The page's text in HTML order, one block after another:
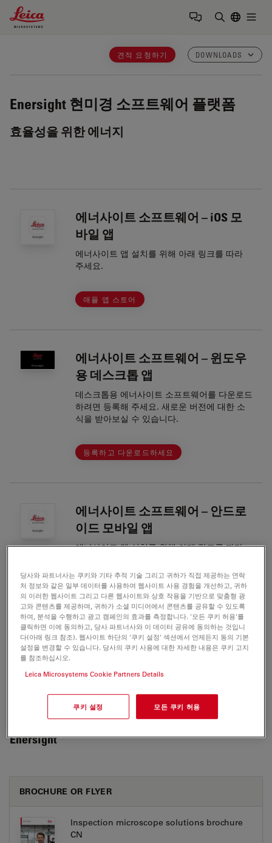
Leica Microsystems Logo
견적 요청하기 DOWNLOADS
Enersight 현미경 소프트웨어 플랫폼
효율성을 위한 에너지
에너사이트 소프트웨어 – iOS 모
바일 앱
에너사이트 앱 설치를 위해 아래 링크를 따라
주세요.
애플 앱 스토어
에너사이트 소프트웨어 – 윈도우
용 데스크톱 앱
데스크톱용 에너사이트 소프트웨어를 다운로드
하려면 등록해 주세요. 새로운 버전에 대한 소
식을 받아보실 수 있습니다.
등록하고 다운로드하세요
에너사이트 소프트웨어 – 안드로
이드 모바일 앱
에너사이트 앱 설치를 위해 아래 링크를 따라
구글 플레이 스토어
Enersight
Brochure or flyer Certificates
Firmware
Software manuals
Software Release Notes
Enersight
BROCHURE OR FLYER
Inspection microscope solutions brochure
CN
당사와 파트너사는 쿠키와 기타 추적 기술 그리고 귀하가 직접 제공하는 연락
처 정보와 같은 일부 데이터를 사용하여 웹사이트 사용 경험을 개선하고, 귀하
의 이러한 웹사이트 그리고 다른 웹사이트와 상호 작용을 기반으로 맞춤형 광
고와 콘텐츠를 제공하며, 귀하가 소셜 미디어에서 콘텐츠를 공유할 수 있도록
하여, 분석을 수행하고 광고 캠페인의 효과를 측정합니다. '모든 쿠키 허용'를
클릭하면 이에 동의하고, 당사 파트너사와 이 데이터 공유에 동의하는 것입니
다(아래 링크 참조). 웹사이트 하단의 '쿠키 설정' 섹션에서 언제든지 동의 기본
설정을 변경할 수 있습니다. 당사의 쿠키 사용에 대한 자세한 내용은 쿠키 고지
를 참조하십시오.
Leica Microsystems Cookie Partners Details
쿠키 설정 모든 쿠키 허용